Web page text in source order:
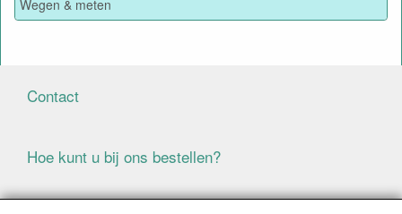
Wegen & meten
Contact
Hoe kunt u bij ons bestellen?